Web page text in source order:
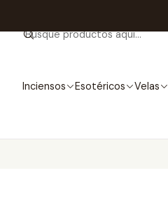
Inciensos Esotéricos Velas